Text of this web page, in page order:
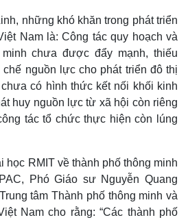
Multimedia
E-Magazine
Infographic
những khó khăn trong phát triển
Nam là: Công tác quy hoạch và
chưa được đẩy mạnh, thiếu
nguồn lực cho phát triển đô thị
có hình thức kết nối khối kinh
huy nguồn lực từ xã hội còn riêng
tác tổ chức thực hiện còn lúng
RMIT về thành phố thông minh
Phó Giáo sư Nguyễn Quang
tâm Thành phố thông minh và
Nam cho rằng: “Các thành phố